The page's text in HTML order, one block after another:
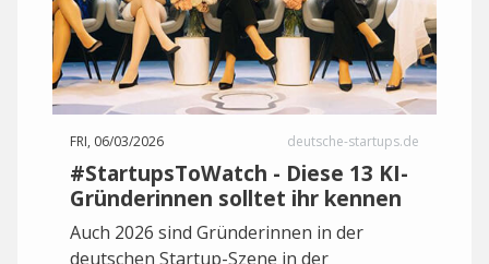
FRI, 06/03/2026 deutsche-startups.de
#StartupsToWatch - Diese 13 KI-
Gründerinnen solltet ihr kennen
Auch 2026 sind Gründerinnen in der
deutschen Startup-Szene in der